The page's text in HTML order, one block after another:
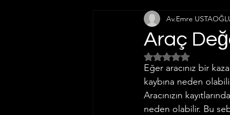
Danışmanlık Avukat
Çalışma Alanlarımız
Gayrimenkul Hukuku İnfaz
Araç
Av.Emre
5 üzerinden NaN
Eğer aracınız bir
kaybına neden
Aracınızın
neden olabilir. Bu